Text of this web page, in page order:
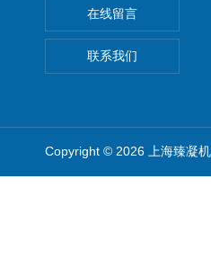
在线留言
联系我们
Copyright © 2026 上海臻凝